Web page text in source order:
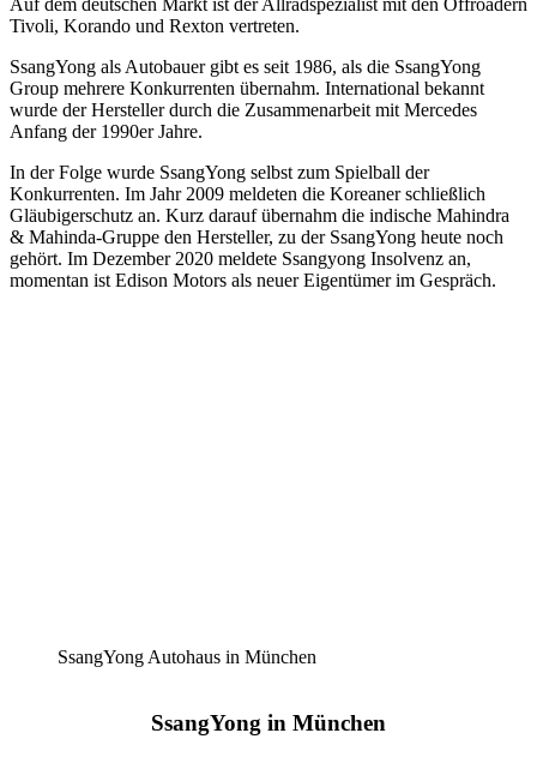
Auf dem deutschen Markt ist der Allradspezialist mit den Offroadern
Tivoli, Korando und Rexton vertreten.
SsangYong als Autobauer gibt es seit 1986, als die SsangYong
Group mehrere Konkurrenten übernahm. International bekannt
wurde der Hersteller durch die Zusammenarbeit mit Mercedes
Anfang der 1990er Jahre.
In der Folge wurde SsangYong selbst zum Spielball der
Konkurrenten. Im Jahr 2009 meldeten die Koreaner schließlich
Gläubigerschutz an. Kurz darauf übernahm die indische Mahindra
& Mahinda-Gruppe den Hersteller, zu der SsangYong heute noch
gehört. Im Dezember 2020 meldete Ssangyong Insolvenz an,
momentan ist Edison Motors als neuer Eigentümer im Gespräch.
SsangYong Autohaus in München
SsangYong in München